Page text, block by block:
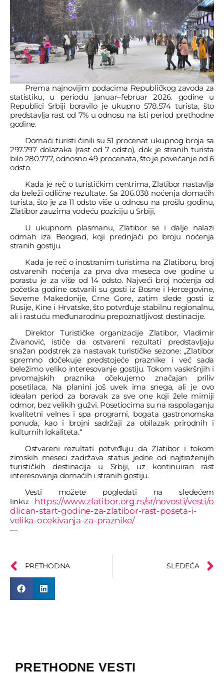
Prema najnovijim podacima Republičkog zavoda za
statistiku, u periodu januar–februar 2026. godine u
Republici Srbiji boravilo je ukupno 578.574 turista, što
predstavlja rast od 7% u odnosu na isti period prethodne
godine.
Domaći turisti činili su 51 procenat ukupnog broja sa
297.797 dolazaka (rast od 7 odsto), dok je stranih turista
bilo 280.777, odnosno 49 procenata, što je povećanje od 6
odsto.
Kada je reč o turističkim centrima, Zlatibor nastavlja
da beleži odlične rezultate. Sa 206.038 noćenja domaćih
turista, što je za 11 odsto više u odnosu na prošlu godinu,
Zlatibor zauzima vodeću poziciju u Srbiji.
U ukupnom plasmanu, Zlatibor se i dalje nalazi
odmah iza Beograd, koji prednjači po broju noćenja
stranih gostiju.
Kada je reč o inostranim turistima na Zlatiboru, broj
ostvarenih noćenja za prva dva meseca ove godine u
porastu je za više od 14 odsto. Najveći broj noćenja od
početka godine ostvarili su gosti iz Bosne i Hercegovine,
Severne Makedonije, Crne Gore, zatim slede gosti iz
Rusije, Kine i Hrvatske, što potvrđuje stabilnu regionalnu,
ali i rastuću međunarodnu prepoznatljivost destinacije.
Direktor Turističke organizacije Zlatibor, Vladimir
Živanović, ističe da ostvareni rezultati predstavljaju
snažan podstrek za nastavak turističke sezone: „Zlatibor
spremno dočekuje predstojeće praznike i već sada
beležimo veliko interesovanje gostiju. Tokom vaskršnjih i
prvomajskih praznika očekujemo značajan priliv
posetilaca. Na planini još uvek ima snega, ali je ovo
idealan period za boravak za sve one koji žele mirniji
odmor, bez velikih gužvi. Posetiocima su na raspolaganju
kvalitetni velnes i spa programi, bogata gastronomska
ponuda, kao i brojni sadržaji za obilazak prirodnih i
kulturnih lokaliteta.“
Ostvareni rezultati potvrđuju da Zlatibor i tokom
zimskih meseci zadržava status jedne od najtraženijih
turističkih destinacija u Srbiji, uz kontinuiran rast
interesovanja domaćih i stranih gostiju.
Vesti možete pogledati na sledećem
linku: https://www.zlatibor.org.rs/sr/novosti/vesti/o
dlican-start-godine-za-zlatibor-rast-poseta-i-
velika-ocekivanja-za-praznike/
—
PRETHODNA SLEDEĆA
PRETHODNE VESTI